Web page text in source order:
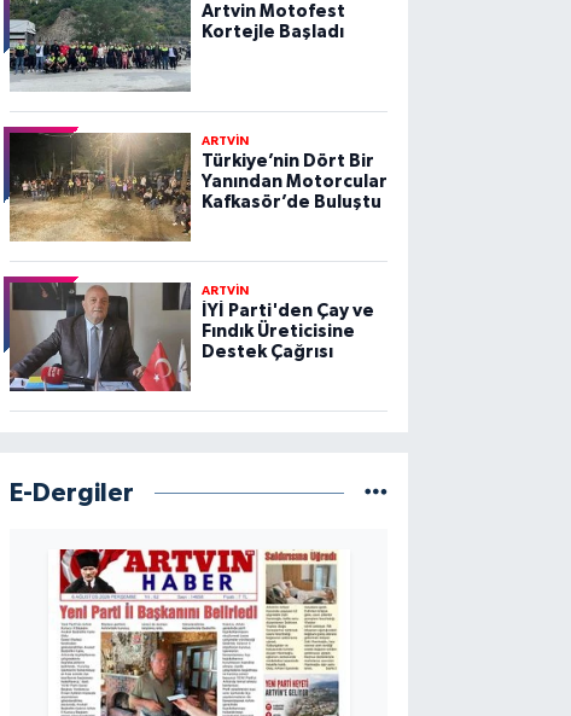
Artvin Motofest
Kortejle Başladı
ARTVİN
Türkiye’nin Dört Bir
Yanından Motorcular
Kafkasör’de Buluştu
ARTVİN
İYİ Parti'den Çay ve
Fındık Üreticisine
Destek Çağrısı
E-Dergiler